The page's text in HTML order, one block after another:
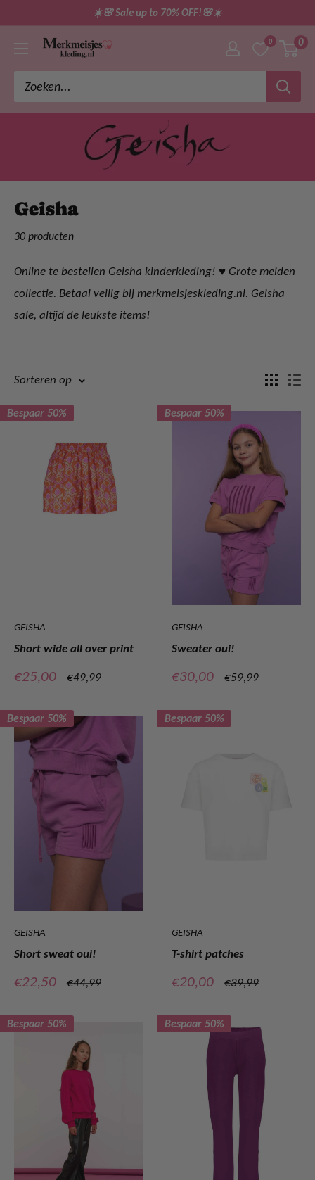
naar
☀️🌸 Sale up to 70% OFF!🌸☀️
merkmeisjeskleding 0 0
Geisha
30 producten
Online te bestellen Geisha kinderkleding! ♥ Grote meiden
collectie. Betaal veilig bij merkmeisjeskleding.nl. Geisha
sale, altijd de leukste items!
Sorteren op
Bespaar 50%
GEISHA
Short wide all over print
Verkoopprijs
€25,00
Normale
€49,99
Bespaar 50%
GEISHA
Sweater oui!
Verkoopprijs
€30,00
Normale
€59,99
Bespaar 50%
GEISHA
Short sweat oui!
Verkoopprijs
€22,50
Normale
€44,99
Bespaar 50%
GEISHA
T-shirt patches
Verkoopprijs
€20,00
Normale
€39,99
Bespaar 50% Bespaar 50%